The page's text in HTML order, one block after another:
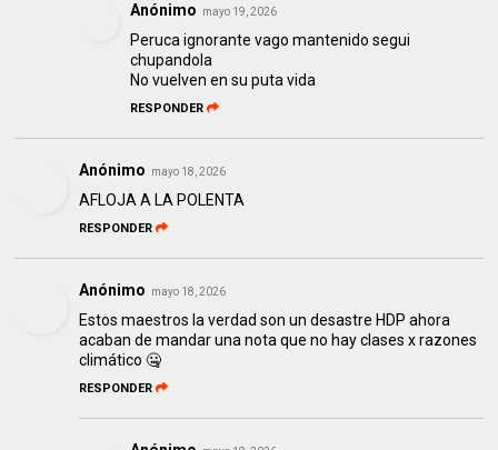
Anónimo mayo 19, 2026
Peruca ignorante vago mantenido segui
chupandola
No vuelven en su puta vida
RESPONDER
Anónimo mayo 18, 2026
AFLOJA A LA POLENTA
RESPONDER
Anónimo mayo 18, 2026
Estos maestros la verdad son un desastre HDP ahora
acaban de mandar una nota que no hay clases x razones
climático 🤐
RESPONDER